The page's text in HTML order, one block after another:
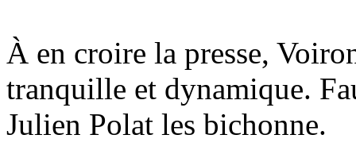
À en croire la presse,
tranquille et dynamique.
Julien Polat les bichonne.